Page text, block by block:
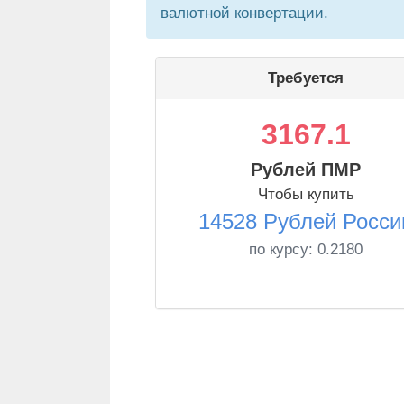
валютной конвертации.
Требуется
3167.1
Рублей ПМР
Чтобы купить
14528 Рублей
по курсу: 0.2180